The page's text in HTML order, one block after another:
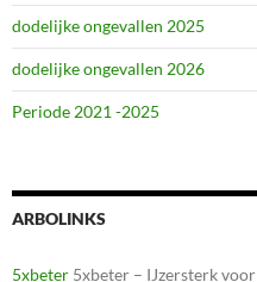
dodelijke ongevallen 2025
dodelijke ongevallen 2026
Periode 2021 -2025
ARBOLINKS
5xbeter 5xbeter – IJzersterk